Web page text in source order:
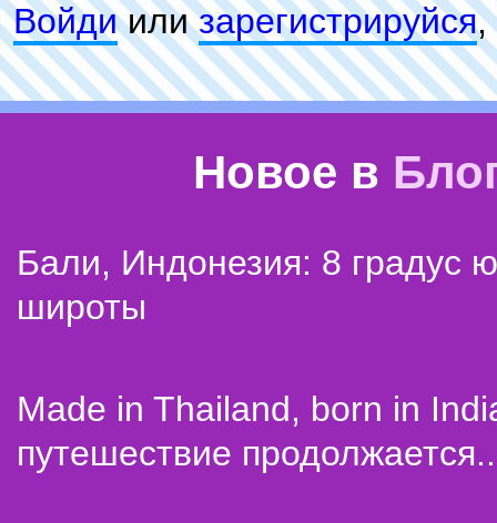
Войдиилизарeгиcтpируйся,
Новое в
Бали, Индонезия: 8 градус
широты
Made in Thailand, born in
путешествие